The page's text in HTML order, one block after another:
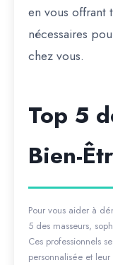
en vous offrant
nécessaires
chez vous.
Top 5
Bien-
Pour vous aider à
5 des masseurs,
Ces professionnels
personnalisée et